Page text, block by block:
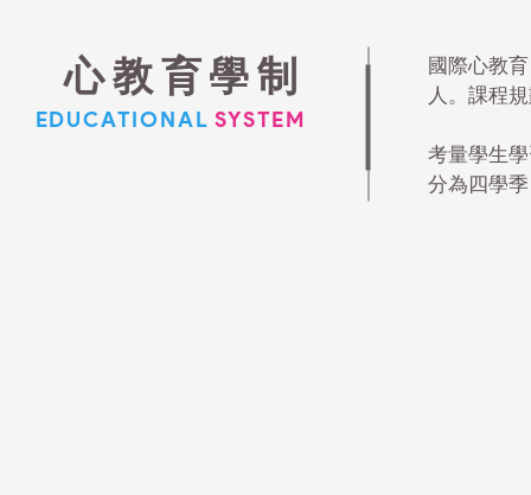
心教育學制
EDUCATIONALSYSTEM
國際心教
人。課程
考量學生
分為四學